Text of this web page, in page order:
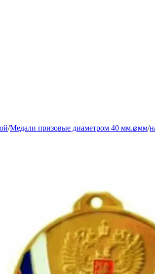
/Медали призовые диаметром 40 мм.⌀мм/